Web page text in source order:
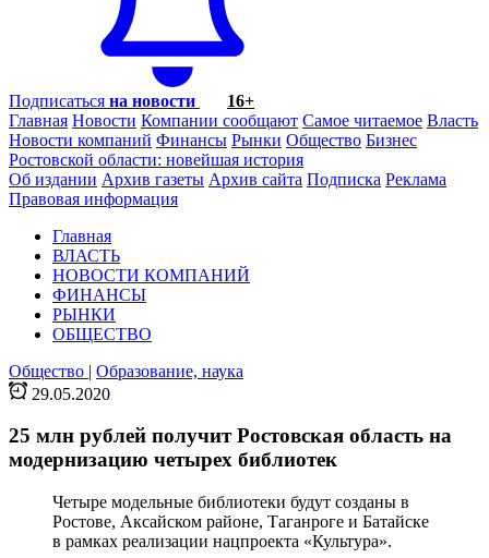
Подписаться на новости
16+
Главная Новости Компании сообщают Самое читаемое Власть
Новости компаний Финансы Рынки Общество Бизнес
Ростовской области: новейшая история
Об издании Архив газеты Архив сайта Подписка Реклама
Правовая информация
Главная
ВЛАСТЬ
НОВОСТИ КОМПАНИЙ
ФИНАНСЫ
РЫНКИ
ОБЩЕСТВО
Общество | Образование, наука
29.05.2020
25 млн рублей получит Ростовская область на
модернизацию четырех библиотек
Четыре модельные библиотеки будут созданы в
Ростове, Аксайском районе, Таганроге и Батайске
в рамках реализации нацпроекта «Культура».